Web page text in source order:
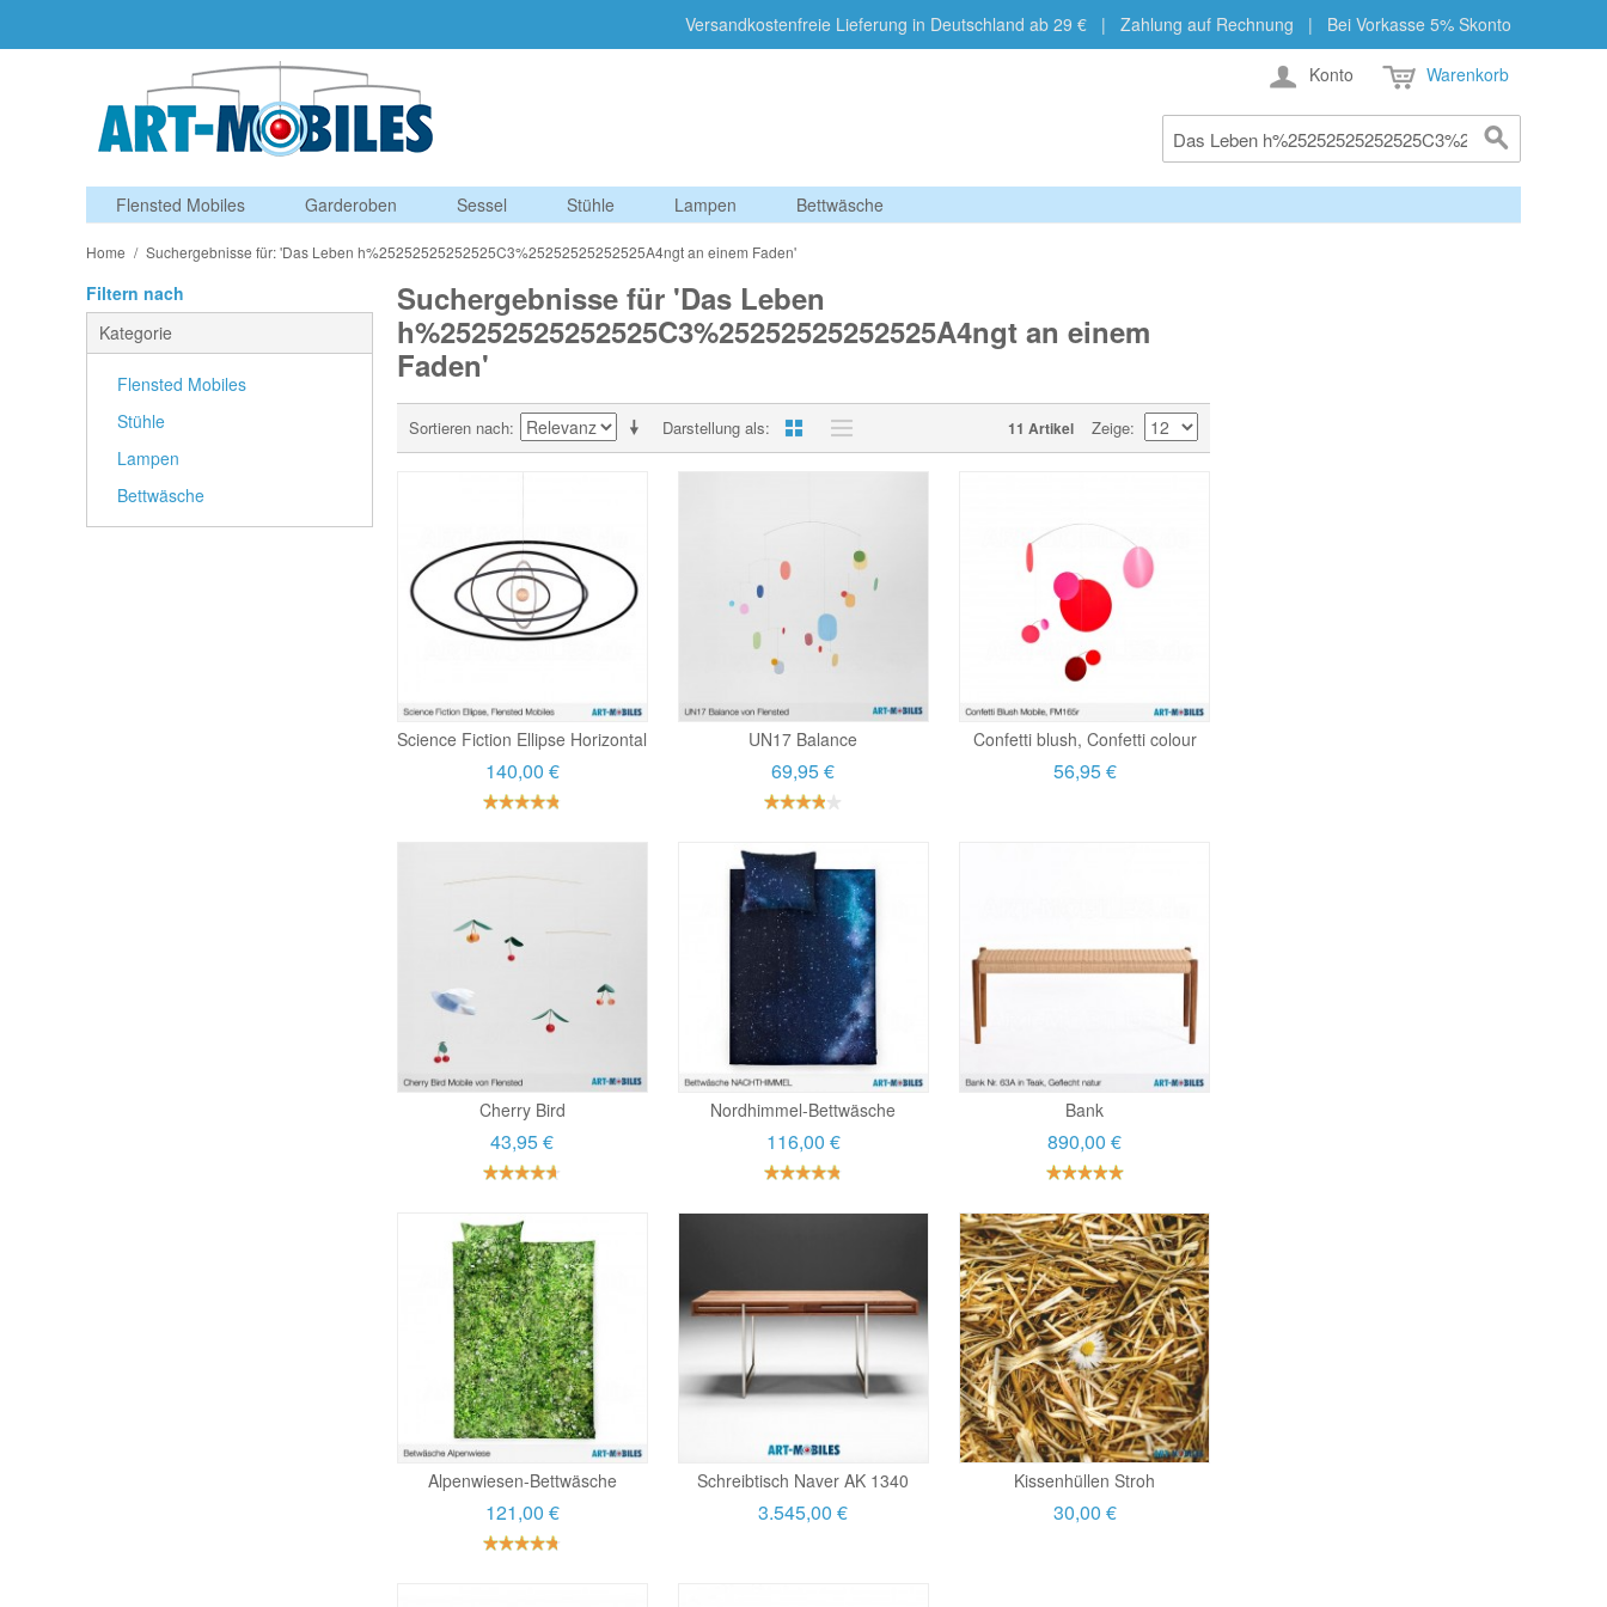
Versandkostenfreie Lieferung in Deutschland ab 29 € | Zahlung auf Rechnung | Bei Vorkasse 5% Skonto
Konto Warenkorb
Flensted Mobiles Garderoben Sessel Stühle Lampen Bettwäsche
Home / Suchergebnisse für: 'Das Leben h%25252525252525C3%25252525252525A4ngt an einem Faden'
Filtern nach
Kategorie
Flensted Mobiles
Stühle
Lampen
Bettwäsche
Suchergebnisse für 'Das Leben
h%25252525252525C3%25252525252525A4ngt an einem
Faden'
Darstellung als
Sortieren nach 11 Artikel Zeige
Science Fiction Ellipse Horizontal
140,00 €
UN17 Balance
69,95 €
Confetti blush, Confetti colour
56,95 €
Cherry Bird
43,95 €
Nordhimmel-Bettwäsche
116,00 €
Bank
890,00 €
Alpenwiesen-Bettwäsche
121,00 €
Schreibtisch Naver AK 1340
3.545,00 €
Kissenhüllen Stroh
30,00 €